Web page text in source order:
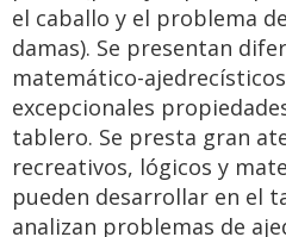
el caballo y el problema
damas). Se presentan
matemático-
excepcionales
tablero. Se presta gran
recreativos, lógicos y
pueden desarrollar en el
analizan problemas de